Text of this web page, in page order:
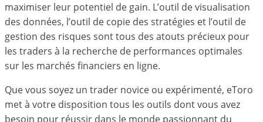
maximiser leur potentiel de gain. L’outil de visualisation
des données, l’outil de copie des stratégies et l’outil de
gestion des risques sont tous des atouts précieux pour
les traders à la recherche de performances optimales
sur les marchés financiers en ligne.
Que vous soyez un trader novice ou expérimenté, eToro
met à votre disposition tous les outils dont vous avez
besoin pour réussir dans le monde passionnant du